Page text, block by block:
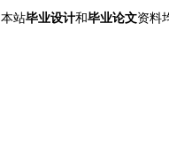
本站毕业设计和毕业论文资料